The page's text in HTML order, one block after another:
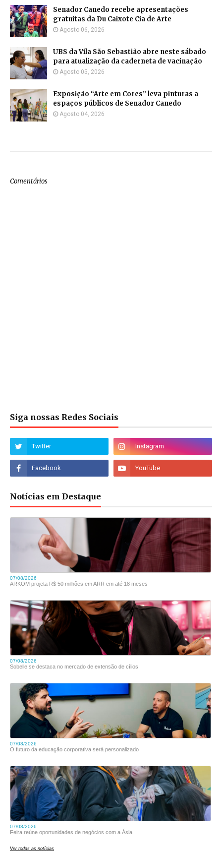
Senador Canedo recebe apresentações
gratuitas da Du Caixote Cia de Arte
Agosto 06, 2026
UBS da Vila São Sebastião abre neste sábado
para atualização da caderneta de vacinação
Agosto 05, 2026
Exposição “Arte em Cores” leva pinturas a
espaços públicos de Senador Canedo
Agosto 04, 2026
Comentários
Siga nossas Redes Sociais
Notícias em Destaque